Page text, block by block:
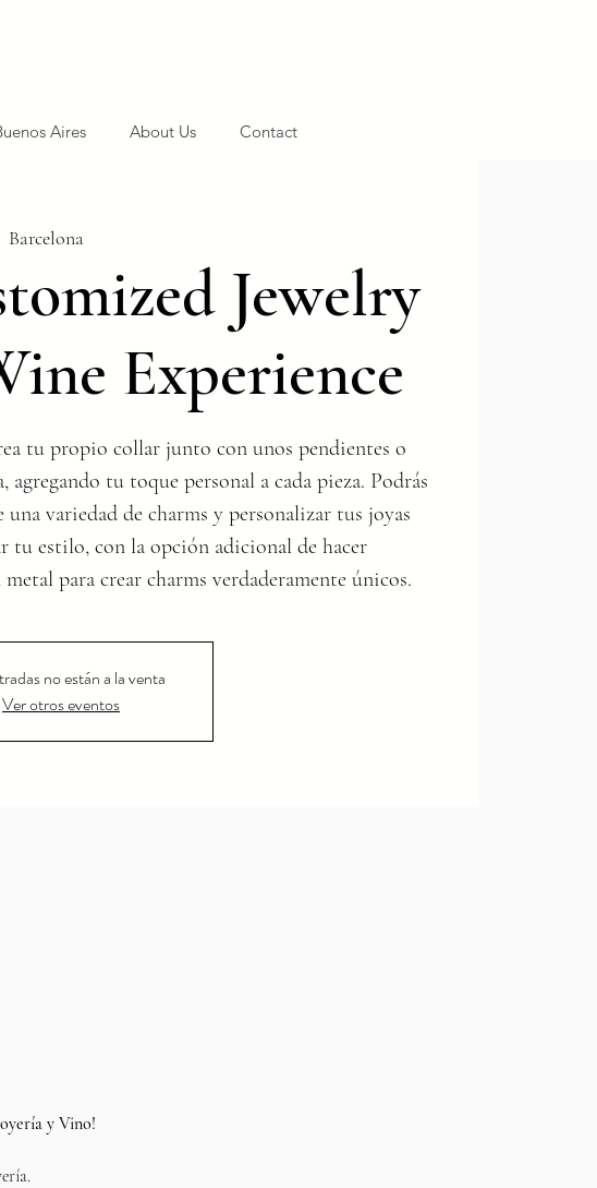
Aires About Us Contact
Barcelona
Jewelry
Experience
tu propio collar junto con unos pendientes o
agregando tu toque personal a cada pieza. Podrás
una variedad de charms y personalizar tus joyas
tu estilo, con la opción adicional de hacer
metal para crear charms verdaderamente únicos.
no están a la venta
Ver otros eventos
y Vino!